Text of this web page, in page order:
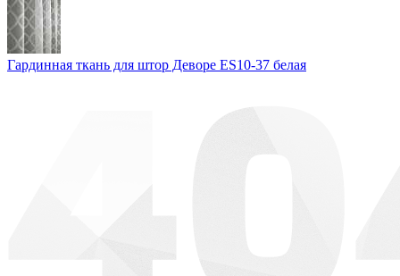
Гардинная ткань для штор Деворе ES10-37 белая